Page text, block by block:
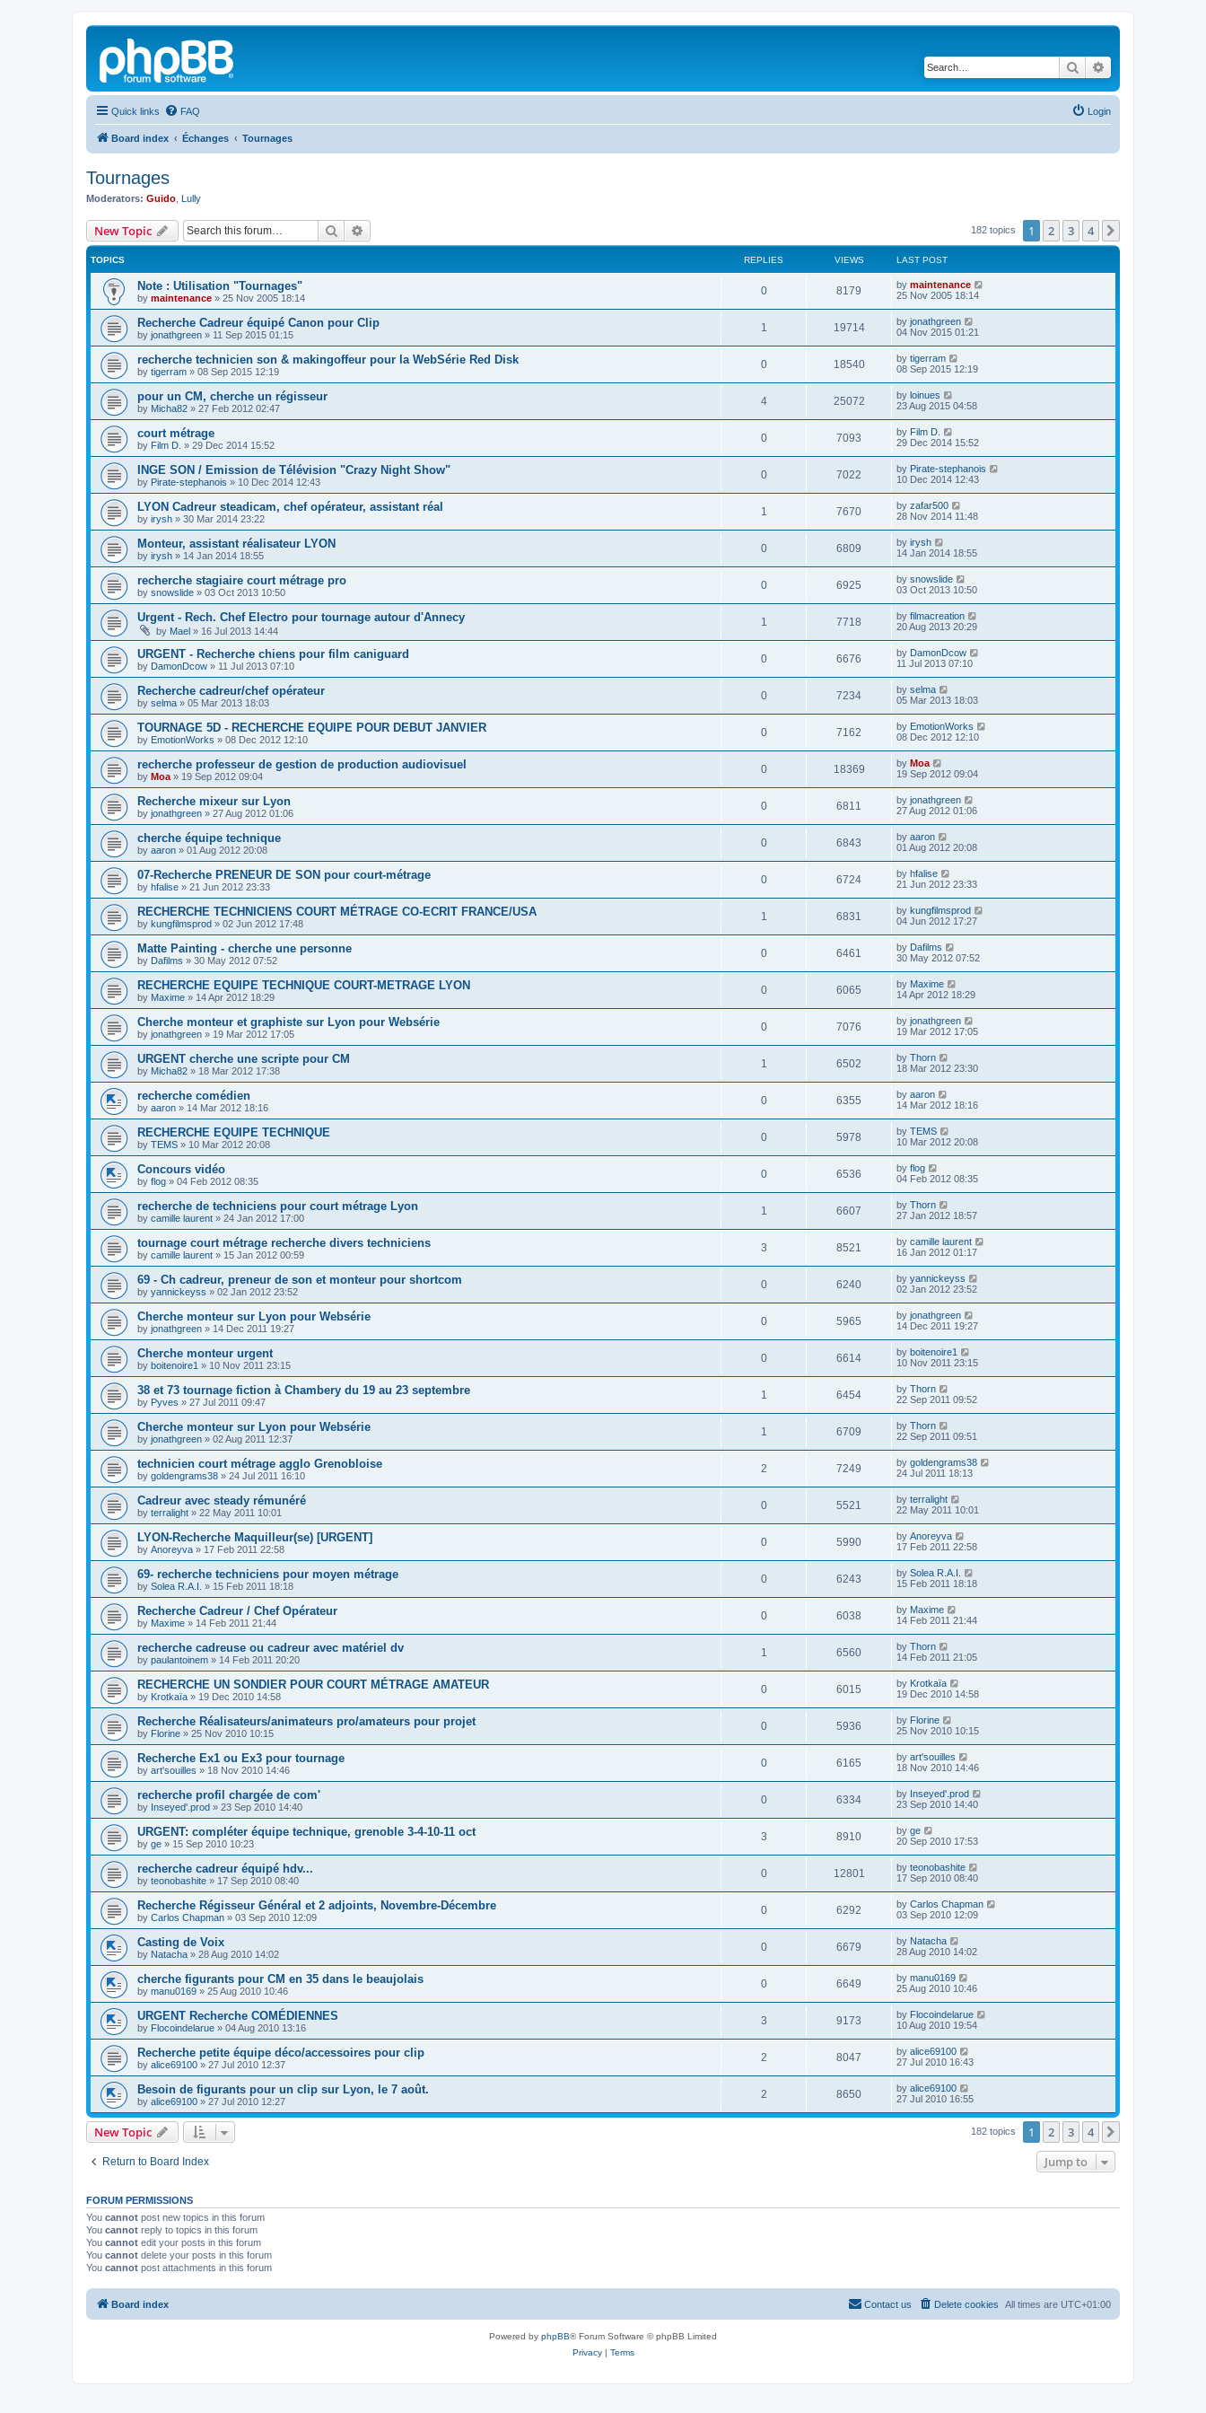
Search
Quick links FAQ Login
Board index Échanges Tournages
Tournages
Moderators: Guido Lully
New Topic Search 182 topics 1 2 3 4
TOPICS REPLIES VIEWS LAST POST
Note : Utilisation "Tournages"
by maintenance » 25 Nov 2005 18:14
0 8179 by maintenance
25 Nov 2005 18:14
Recherche Cadreur équipé Canon pour Clip
by jonathgreen » 11 Sep 2015 01:15
1 19714 by jonathgreen
04 Nov 2015 01:21
recherche technicien son & makingoffeur pour la WebSérie Red Disk
by tigerram » 08 Sep 2015 12:19
0 18540 by tigerram
08 Sep 2015 12:19
pour un CM, cherche un régisseur
by Micha82 » 27 Feb 2012 02:47
4 25072 by loinues
23 Aug 2015 04:58
court métrage
by Film D. » 29 Dec 2014 15:52
0 7093 by Film D.
29 Dec 2014 15:52
INGE SON / Emission de Télévision "Crazy Night Show"
by Pirate-stephanois » 10 Dec 2014 12:43
0 7022 by Pirate-stephanois
10 Dec 2014 12:43
LYON Cadreur steadicam, chef opérateur, assistant réal
by irysh » 30 Mar 2014 23:22
1 7670 by zafar500
28 Nov 2014 11:48
Monteur, assistant réalisateur LYON
by irysh » 14 Jan 2014 18:55
0 6809 by irysh
14 Jan 2014 18:55
recherche stagiaire court métrage pro
by snowslide » 03 Oct 2013 10:50
0 6925 by snowslide
03 Oct 2013 10:50
Urgent - Rech. Chef Electro pour tournage autour d'Annecy
by Mael » 16 Jul 2013 14:44
1 7718 by filmacreation
20 Aug 2013 20:29
URGENT - Recherche chiens pour film caniguard
by DamonDcow » 11 Jul 2013 07:10
0 6676 by DamonDcow
11 Jul 2013 07:10
Recherche cadreur/chef opérateur
by selma » 05 Mar 2013 18:03
0 7234 by selma
05 Mar 2013 18:03
TOURNAGE 5D - RECHERCHE EQUIPE POUR DEBUT JANVIER
by EmotionWorks » 08 Dec 2012 12:10
0 7162 by EmotionWorks
08 Dec 2012 12:10
recherche professeur de gestion de production audiovisuel
by Moa » 19 Sep 2012 09:04
0 18369 by Moa
19 Sep 2012 09:04
Recherche mixeur sur Lyon
by jonathgreen » 27 Aug 2012 01:06
0 6811 by jonathgreen
27 Aug 2012 01:06
cherche équipe technique
by aaron » 01 Aug 2012 20:08
0 6843 by aaron
01 Aug 2012 20:08
07-Recherche PRENEUR DE SON pour court-métrage
by hfalise » 21 Jun 2012 23:33
0 6724 by hfalise
21 Jun 2012 23:33
RECHERCHE TECHNICIENS COURT MÉTRAGE CO-ECRIT FRANCE/USA
by kungfilmsprod » 02 Jun 2012 17:48
1 6831 by kungfilmsprod
04 Jun 2012 17:27
Matte Painting - cherche une personne
by Dafilms » 30 May 2012 07:52
0 6461 by Dafilms
30 May 2012 07:52
RECHERCHE EQUIPE TECHNIQUE COURT-METRAGE LYON
by Maxime » 14 Apr 2012 18:29
0 6065 by Maxime
14 Apr 2012 18:29
Cherche monteur et graphiste sur Lyon pour Websérie
by jonathgreen » 19 Mar 2012 17:05
0 7076 by jonathgreen
19 Mar 2012 17:05
URGENT cherche une scripte pour CM
by Micha82 » 18 Mar 2012 17:38
1 6502 by Thorn
18 Mar 2012 23:30
recherche comédien
by aaron » 14 Mar 2012 18:16
0 6355 by aaron
14 Mar 2012 18:16
RECHERCHE EQUIPE TECHNIQUE
by TEMS » 10 Mar 2012 20:08
0 5978 by TEMS
10 Mar 2012 20:08
Concours vidéo
by flog » 04 Feb 2012 08:35
0 6536 by flog
04 Feb 2012 08:35
recherche de techniciens pour court métrage Lyon
by camille laurent » 24 Jan 2012 17:00
1 6607 by Thorn
27 Jan 2012 18:57
tournage court métrage recherche divers techniciens
by camille laurent » 15 Jan 2012 00:59
3 8521 by camille laurent
16 Jan 2012 01:17
69 - Ch cadreur, preneur de son et monteur pour shortcom
by yannickeyss » 02 Jan 2012 23:52
0 6240 by yannickeyss
02 Jan 2012 23:52
Cherche monteur sur Lyon pour Websérie
by jonathgreen » 14 Dec 2011 19:27
0 5965 by jonathgreen
14 Dec 2011 19:27
Cherche monteur urgent
by boitenoire1 » 10 Nov 2011 23:15
0 6614 by boitenoire1
10 Nov 2011 23:15
38 et 73 tournage fiction à Chambery du 19 au 23 septembre
by Pyves » 27 Jul 2011 09:47
1 6454 by Thorn
22 Sep 2011 09:52
Cherche monteur sur Lyon pour Websérie
by jonathgreen » 02 Aug 2011 12:37
1 6709 by Thorn
22 Sep 2011 09:51
technicien court métrage agglo Grenobloise
by goldengrams38 » 24 Jul 2011 16:10
2 7249 by goldengrams38
24 Jul 2011 18:13
Cadreur avec steady rémunéré
by terralight » 22 May 2011 10:01
0 5521 by terralight
22 May 2011 10:01
LYON-Recherche Maquilleur(se) [URGENT]
by Anoreyva » 17 Feb 2011 22:58
0 5990 by Anoreyva
17 Feb 2011 22:58
69- recherche techniciens pour moyen métrage
by Solea R.A.I. » 15 Feb 2011 18:18
0 6243 by Solea R.A.I.
15 Feb 2011 18:18
Recherche Cadreur / Chef Opérateur
by Maxime » 14 Feb 2011 21:44
0 6038 by Maxime
14 Feb 2011 21:44
recherche cadreuse ou cadreur avec matériel dv
by paulantoinem » 14 Feb 2011 20:20
1 6560 by Thorn
14 Feb 2011 21:05
RECHERCHE UN SONDIER POUR COURT MÉTRAGE AMATEUR
by Krotkaïa » 19 Dec 2010 14:58
0 6015 by Krotkaïa
19 Dec 2010 14:58
Recherche Réalisateurs/animateurs pro/amateurs pour projet
by Florine » 25 Nov 2010 10:15
0 5936 by Florine
25 Nov 2010 10:15
Recherche Ex1 ou Ex3 pour tournage
by art'souilles » 18 Nov 2010 14:46
0 6165 by art'souilles
18 Nov 2010 14:46
recherche profil chargée de com'
by Inseyed'.prod » 23 Sep 2010 14:40
0 6334 by Inseyed'.prod
23 Sep 2010 14:40
URGENT: compléter équipe technique, grenoble 3-4-10-11 oct
by ge » 15 Sep 2010 10:23
3 8910 by ge
20 Sep 2010 17:53
recherche cadreur équipé hdv...
by teonobashite » 17 Sep 2010 08:40
0 12801 by teonobashite
17 Sep 2010 08:40
Recherche Régisseur Général et 2 adjoints, Novembre-Décembre
by Carlos Chapman » 03 Sep 2010 12:09
0 6292 by Carlos Chapman
03 Sep 2010 12:09
Casting de Voix
by Natacha » 28 Aug 2010 14:02
0 6679 by Natacha
28 Aug 2010 14:02
cherche figurants pour CM en 35 dans le beaujolais
by manu0169 » 25 Aug 2010 10:46
0 6649 by manu0169
25 Aug 2010 10:46
URGENT Recherche COMÉDIENNES
by Flocoindelarue » 04 Aug 2010 13:16
3 9173 by Flocoindelarue
10 Aug 2010 19:54
Recherche petite équipe déco/accessoires pour clip
by alice69100 » 27 Jul 2010 12:37
2 8047 by alice69100
27 Jul 2010 16:43
Besoin de figurants pour un clip sur Lyon, le 7 août.
by alice69100 » 27 Jul 2010 12:27
2 8650 by alice69100
27 Jul 2010 16:55
New Topic 182 topics 1 2 3 4
Return to Board Index Jump to
FORUM PERMISSIONS
You cannot post new topics in this forum
You cannot reply to topics in this forum
You cannot edit your posts in this forum
You cannot delete your posts in this forum
You cannot post attachments in this forum
Board index All times are UTC+01:00
Delete cookies
Contact us
Powered by phpBB® Forum Software © phpBB Limited
Privacy| Terms